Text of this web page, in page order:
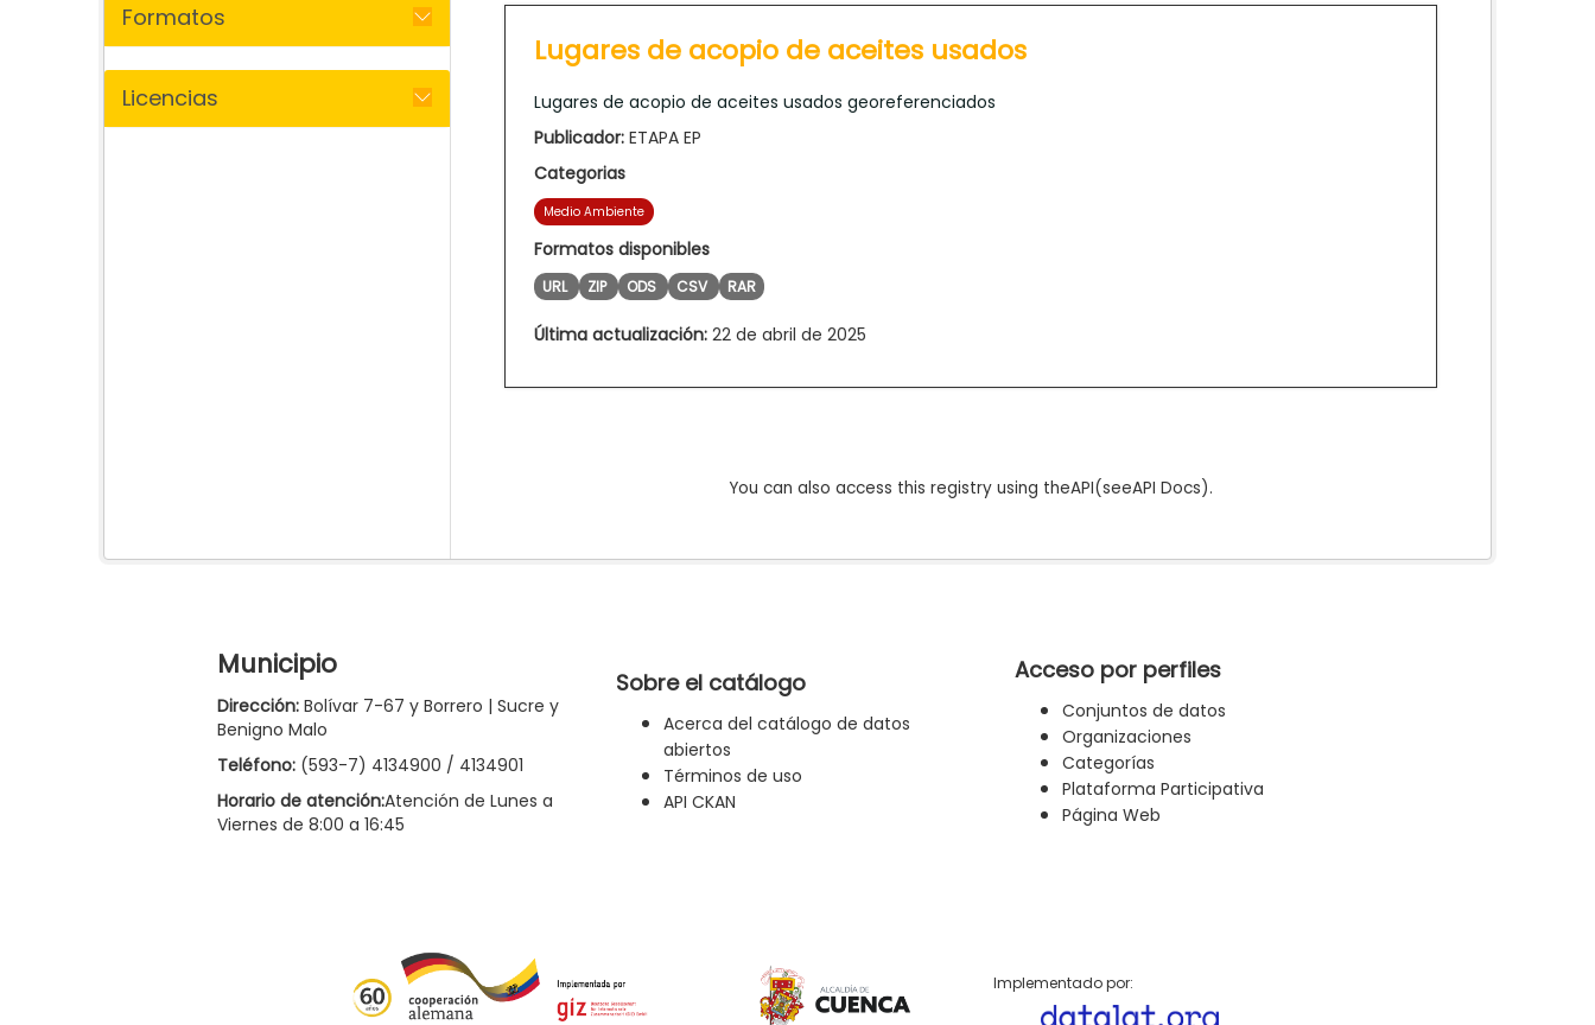
Formatos
Licencias
Lugares de acopio de aceites usados
Lugares de acopio de aceites usados georeferenciados
Publicador: ETAPA EP
Categorias
Medio Ambiente
Formatos disponibles
URL ZIP ODS CSV RAR
Última actualización: 22 de abril de 2025
You can also access this registry using theAPI(seeAPI Docs).
Municipio
Dirección: Bolívar 7-67 y Borrero | Sucre y
Benigno Malo
Teléfono: (593-7) 4134900 / 4134901
Horario de atención:Atención de Lunes a
Viernes de 8:00 a 16:45
Sobre el catálogo
Acerca del catálogo de datos
abiertos
Términos de uso
API CKAN
Acceso por perfiles
Conjuntos de datos
Organizaciones
Categorías
Plataforma Participativa
Página Web
Implementado por: